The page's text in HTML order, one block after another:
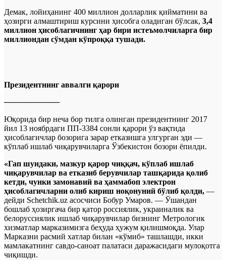
Демак, лойиҳанинг 400 миллион долларлик қийматини ва
ҳозирги алмаштириш курсини ҳисобга оладиган бўлсак, 3,4
миллион ҳисоблагичнинг ҳар бири истеъмолчиларга бир
миллиондан сўмдан кўпроққа тушади.
Президентнинг аввалги қарори
──────────
Юқорида бир неча бор тилга олинган президентнинг 2017
йил 13 ноябрдаги ПП-3384 сонли қарори ўз вақтида
ҳисоблагичлар бозорига зарар етказишга улгурган эди —
кўплаб ишлаб чиқарувчиларга Ўзбекистон бозори ёпилди.
«Гап шундаки, мазкур қарор чиққач, кўплаб ишлаб
чиқарувчилар ва етказиб берувчилар ташқарида қолиб
кетди, чунки замонавий ва ҳаммабоп электрон
ҳисоблагичларни олиб кириш ноқонуний бўлиб қолди, —
дейди Schetchik.uz асосчиси Бобур Умаров. — Ўшандан
бошлаб ҳозиргача бир қатор россиялик, украиналик ва
белоруссиялик ишлаб чиқарувчилар бизнинг Метрологик
хизматлар марказимизга беҳуда ҳужум қилишмоқда. Улар
Марказни расмий хатлар билан «кўмиб» ташлашди, икки
мамлакатнинг савдо-саноат палатаси даражасидаги мулоқотга
чиқишди.